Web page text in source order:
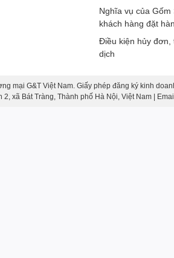
được thủ công chế tác với họa tiết mặt trời
thiết kế để đựng mắm, nước sốt hoặc
Nghĩa vụ của Gốm
khách hàng đặt
Điều kiện hủy đơn,
dịch
mại G&T Việt Nam. Giấy phép đăng ký kinh
xã Bát Tràng, Thành phố Hà Nội, Việt Nam |